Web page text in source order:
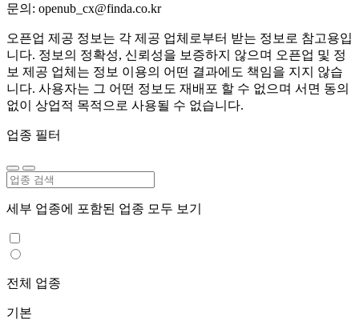
문의: openub_cx@finda.co.kr
오픈업 제공 정보는 각 제공 업체로부터 받는 정보로 참고용입
니다. 정보의 정확성, 신뢰성을 보증하지 않으며 오픈업 및 정
보 제공 업체는 정보 이용의 어떤 결과에도 책임을 지지 않습
니다. 사용자는 그 어떤 정보도 재배포 할 수 없으며 서면 동의
없이 상업적 목적으로 사용될 수 없습니다.
업종 필터
세부 업종에 포함된 업종 모두 보기
전체 업종
기본